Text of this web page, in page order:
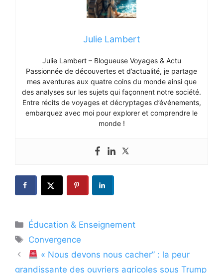
Julie Lambert
Julie Lambert – Blogueuse Voyages & Actu
Passionnée de découvertes et d’actualité, je partage
mes aventures aux quatre coins du monde ainsi que
des analyses sur les sujets qui façonnent notre société.
Entre récits de voyages et décryptages d’événements,
embarquez avec moi pour explorer et comprendre le
monde !
Catégories
Éducation & Enseignement
Étiquettes
Convergence
« Nous devons nous cacher” : la peur
grandissante des ouvriers agricoles sous Trump